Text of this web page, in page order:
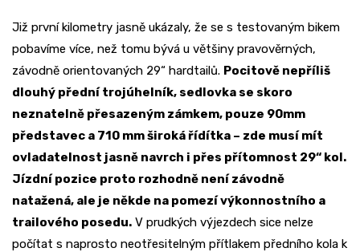
Již první kilometry jasně ukázaly, že se s testovaným bikem
pobavíme více, než tomu bývá u většiny pravověrných,
závodně orientovaných 29“ hardtailů. Pocitově nepříliš
dlouhý přední trojúhelník, sedlovka se skoro
neznatelně přesazeným zámkem, pouze 90mm
představec a 710 mm široká řídítka – zde musí mít
ovladatelnost jasně navrch i přes přítomnost 29“ kol.
Jízdní pozice proto rozhodně není závodně
natažená, ale je někde na pomezí výkonnostního a
trailového posedu. V prudkých výjezdech sice nelze
počítat s naprosto neotřesitelným přítlakem předního kola k